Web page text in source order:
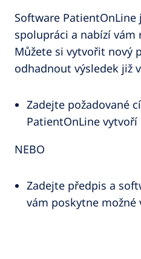
Software PatientOnLine
spolupráci a nabízí vám
Můžete si vytvořit nový
odhadnout výsledek již
Zadejte požadované
PatientOnLine vytvoří
NEBO
Zadejte předpis a
vám poskytne možné